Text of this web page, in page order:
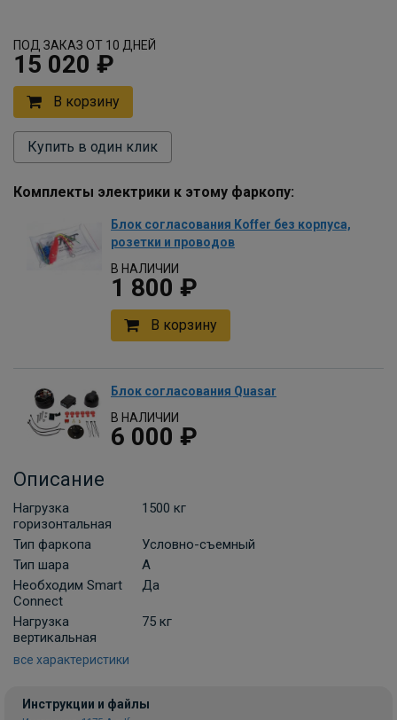
ПОД ЗАКАЗ ОТ 10 ДНЕЙ
15 020 ₽
В корзину
Купить в один клик
Комплекты электрики к этому фаркопу:
Блок согласования Koffer без корпуса,
розетки и проводов
В НАЛИЧИИ
1 800 ₽
В корзину
Блок согласования Quasar
В НАЛИЧИИ
6 000 ₽
Комплект универсальной электрики
Koffer с блоком согласования 7-пин
В НАЛИЧИИ
Набор электрики фаркопа КонцептАвто
Описание
Нагрузка
горизонтальная
1500 кг
Тип фаркопа
Условно-съемный
Тип шара
A
Необходим Smart
Connect
Да
Нагрузка
вертикальная
75 кг
все характеристики
Инструкции и файлы